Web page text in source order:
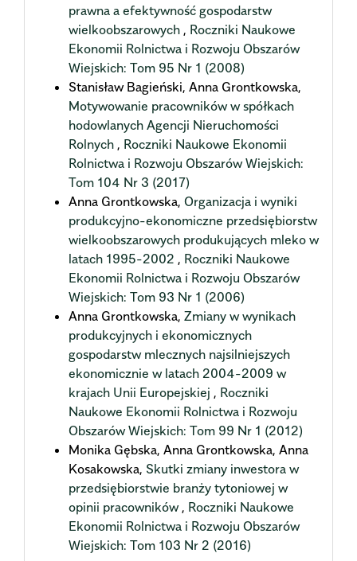
prawna a efektywność gospodarstw
wielkoobszarowych , Roczniki Naukowe
Ekonomii Rolnictwa i Rozwoju Obszarów
Wiejskich: Tom 95 Nr 1 (2008)
Stanisław Bagieński, Anna Grontkowska,
Motywowanie pracowników w spółkach
hodowlanych Agencji Nieruchomości
Rolnych , Roczniki Naukowe Ekonomii
Rolnictwa i Rozwoju Obszarów Wiejskich:
Tom 104 Nr 3 (2017)
Anna Grontkowska, Organizacja i wyniki
produkcyjno-ekonomiczne przedsiębiorstw
wielkoobszarowych produkujących mleko w
latach 1995-2002 , Roczniki Naukowe
Ekonomii Rolnictwa i Rozwoju Obszarów
Wiejskich: Tom 93 Nr 1 (2006)
Anna Grontkowska, Zmiany w wynikach
produkcyjnych i ekonomicznych
gospodarstw mlecznych najsilniejszych
ekonomicznie w latach 2004-2009 w
krajach Unii Europejskiej , Roczniki
Naukowe Ekonomii Rolnictwa i Rozwoju
Obszarów Wiejskich: Tom 99 Nr 1 (2012)
Monika Gębska, Anna Grontkowska, Anna
Kosakowska, Skutki zmiany inwestora w
przedsiębiorstwie branży tytoniowej w
opinii pracowników , Roczniki Naukowe
Ekonomii Rolnictwa i Rozwoju Obszarów
Wiejskich: Tom 103 Nr 2 (2016)